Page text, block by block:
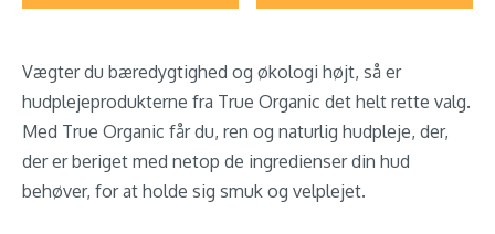
Vægter du bæredygtighed og økologi højt, så er
hudplejeprodukterne fra True Organic det helt rette valg.
Med True Organic får du, ren og naturlig hudpleje, der,
der er beriget med netop de ingredienser din hud
behøver, for at holde sig smuk og velplejet.